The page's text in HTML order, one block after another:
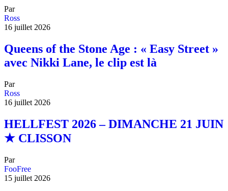
Par
Ross
16 juillet 2026
Queens of the Stone Age : « Easy Street »
avec Nikki Lane, le clip est là
Par
Ross
16 juillet 2026
HELLFEST 2026 – DIMANCHE 21 JUIN
★ CLISSON
Par
FooFree
15 juillet 2026